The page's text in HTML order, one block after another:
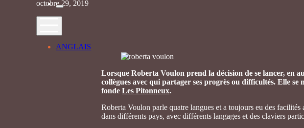
ANGLAIS
octobre 29, 2019
Lorsque Roberta Voulon prend la décision de se lancer, en
collègues avec qui partager ses progrès ou difficultés. Elle
fondeLes Pitonneux.
Roberta Voulon parle quatre langues et a toujours eu des
dans différents pays, avec différents langages et des claviers